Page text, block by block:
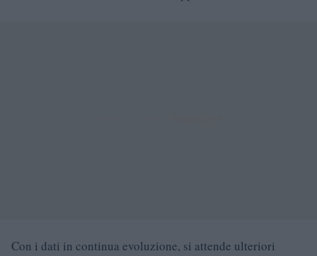
Con i dati in continua evoluzione, si attende ulteriori